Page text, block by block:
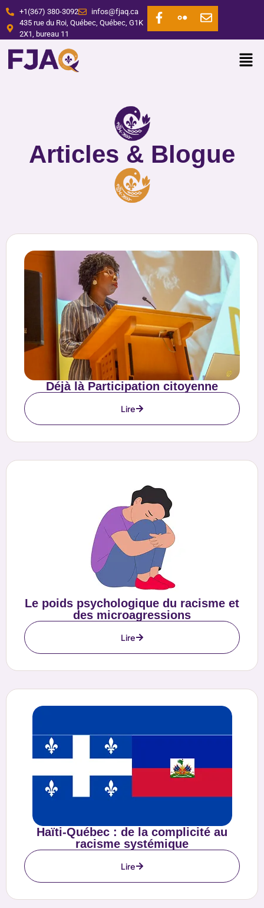
+1(367) 380-3092
infos@fjaq.ca
435 rue du Roi, Québec, Québec, G1K
2X1, bureau 11
Articles & Blogue
Déjà là Participation citoyenne
Lire
Le poids psychologique du racisme et
des microagressions
Lire
Haïti-Québec : de la complicité au
racisme systémique
Lire